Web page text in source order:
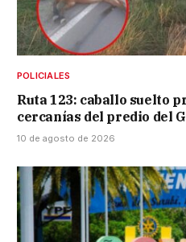
POLICIALES
Ruta 123: caballo suelto
cercanías del predio del
10 de agosto de 2026